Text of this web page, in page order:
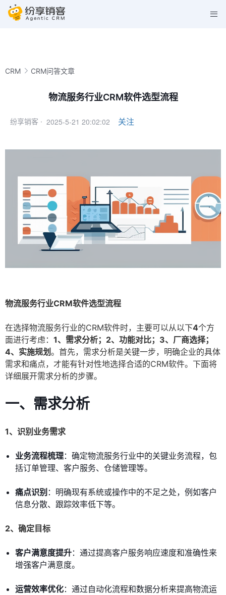
CRM CRM问答文章
物流服务行业CRM软件选型流程
纷享销客 · 2025-5-21 20:02:02 关注
物流服务行业CRM软件选型流程
在选择物流服务行业的CRM软件时，主要可以从以下4个方
面进行考虑： 1、需求分析；2、功能对比；3、厂商选择；
4、实施规划。首先，需求分析是关键一步，明确企业的具体
需求和痛点，才能有针对性地选择合适的CRM软件。下面将
详细展开需求分析的步骤。
一、需求分析
1、识别业务需求
业务流程梳理：确定物流服务行业中的关键业务流程，包
括订单管理、客户服务、仓储管理等。
痛点识别 ：明确现有系统或操作中的不足之处，例如客户
信息分散、跟踪效率低下等。
2、确定目标
客户满意度提升：通过提高客户服务响应速度和准确性来
增强客户满意度。
运营效率优化：通过自动化流程和数据分析来提高物流运